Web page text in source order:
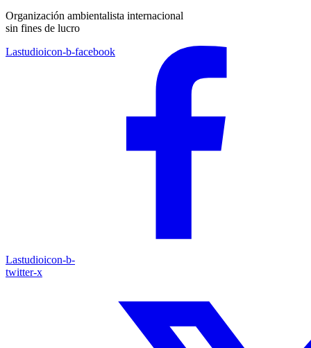
Organización ambientalista internacional
sin fines de lucro
Lastudioicon-b-facebook
Lastudioicon-b-
twitter-x